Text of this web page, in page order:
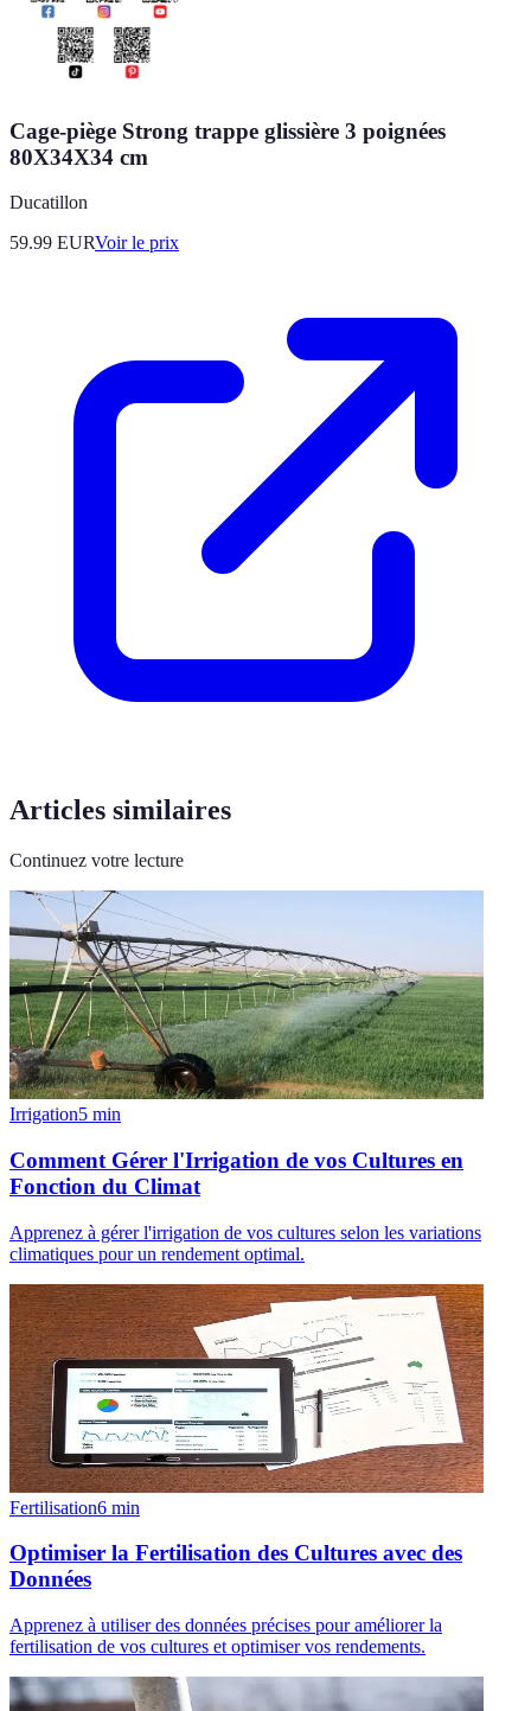
Cage-piège Strong trappe glissière 3 poignées
80X34X34 cm
Ducatillon
59.99 EURVoir le prix
Articles similaires
Continuez votre lecture
Irrigation5 min
Comment Gérer l'Irrigation de vos Cultures en
Fonction du Climat
Apprenez à gérer l'irrigation de vos cultures selon les variations
climatiques pour un rendement optimal.
Fertilisation6 min
Optimiser la Fertilisation des Cultures avec des
Données
Apprenez à utiliser des données précises pour améliorer la
fertilisation de vos cultures et optimiser vos rendements.